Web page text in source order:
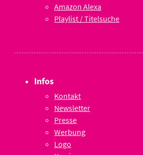
Amazon Alexa
Playlist / Titelsuche
Infos
Kontakt
Newsletter
Presse
Werbung
Logo